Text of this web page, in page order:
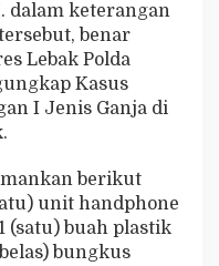
a
dalam keterangan
benar
Lebak Polda
Kasus
I Jenis Ganja di
berikut
unit handphone
(satu) buah plastik
bungkus